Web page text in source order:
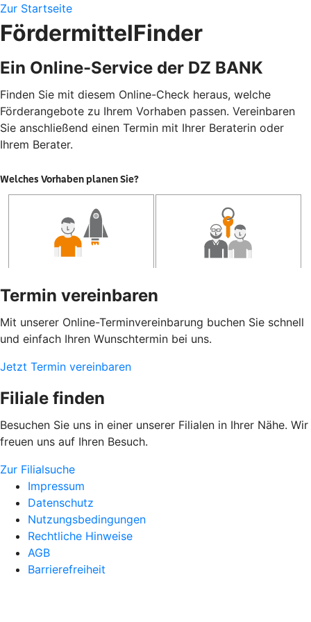
Zur Startseite
FördermittelFinder
Ein Online-Service der DZ BANK
Finden Sie mit diesem Online-Check heraus, welche
Förderangebote zu Ihrem Vorhaben passen. Vereinbaren
Sie anschließend einen Termin mit Ihrer Beraterin oder
Ihrem Berater.
Termin vereinbaren
Mit unserer Online-Terminvereinbarung buchen Sie schnell
und einfach Ihren Wunschtermin bei uns.
Jetzt Termin vereinbaren
Filiale finden
Besuchen Sie uns in einer unserer Filialen in Ihrer Nähe. Wir
freuen uns auf Ihren Besuch.
Zur Filialsuche
Impressum
Datenschutz
Nutzungsbedingungen
Rechtliche Hinweise
AGB
Barrierefreiheit